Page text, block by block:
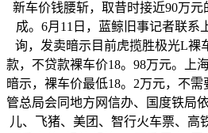
新车价钱腰斩，取昔时接近90万
成。6月11日，蓝鲸旧事记者联系
询，发卖暗示目前虎揽胜极光L裸
款，不贷款裸车价18。98万元。上
暗示，裸车价最低18。2万元，不
管总局会同地方网信办、国度铁局
儿、飞猪、美团、智行火车票、高